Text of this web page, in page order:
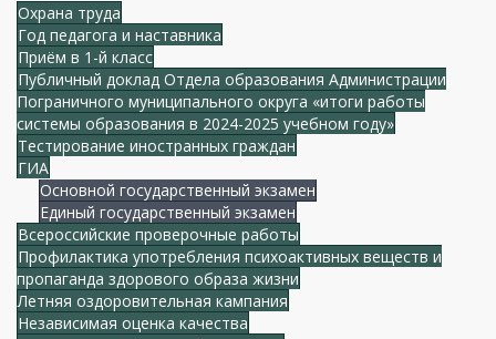
Охрана труда
Год педагога и наставника
Приём в 1-й класс
Публичный доклад Отдела образования Администрации
Пограничного муниципального округа «итоги работы
системы образования в 2024-2025 учебном году»
Тестирование иностранных граждан
ГИА
Основной государственный экзамен
Единый государственный экзамен
Всероссийские проверочные работы
Профилактика употребления психоактивных веществ и
пропаганда здорового образа жизни
Летняя оздоровительная кампания
Независимая оценка качества